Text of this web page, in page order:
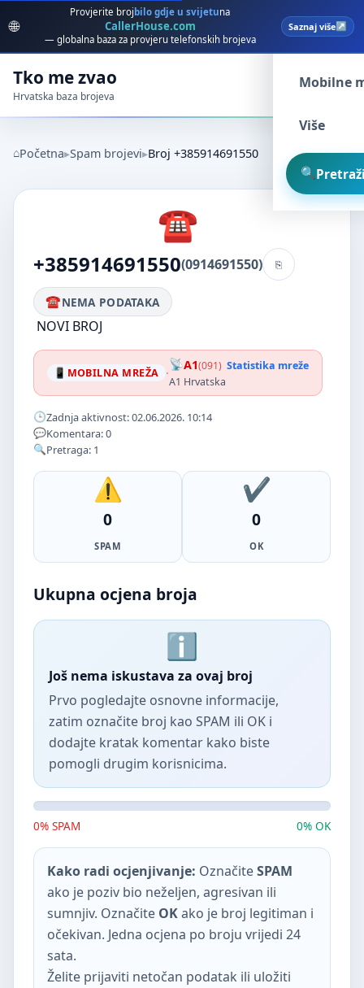
🌐
Provjerite broj bilo gdje u svijetuna
CallerHouse.com
— globalna baza za provjeru telefonskih brojeva
Saznaj više
Tko me zvao
Hrvatska baza brojeva
Spam
Mobilne
Više
Početna Spam brojevi Broj +385914691550
+385914691550(0914691550)
NEMA PODATAKA
NOVI BROJ
MOBILNA MREŽA · A1(091) Statistika mreže
A1 Hrvatska
Zadnja aktivnost: 02.06.2026. 10:14
Komentara: 0
Pretraga: 1
0
SPAM
0
OK
Ukupna ocjena broja
Još nema iskustava za ovaj broj
Prvo pogledajte osnovne informacije,
zatim označite broj kao SPAM ili OK i
dodajte kratak komentar kako biste
pomogli drugim korisnicima.
0% SPAM 0% OK
Kako radi ocjenjivanje: OznačiteSPAM
ako je poziv bio neželjen, agresivan ili
sumnjiv. Označite OKako je broj legitiman i
očekivan. Jedna ocjena po broju vrijedi 24
sata.
Želite prijaviti netočan podatak ili uložiti